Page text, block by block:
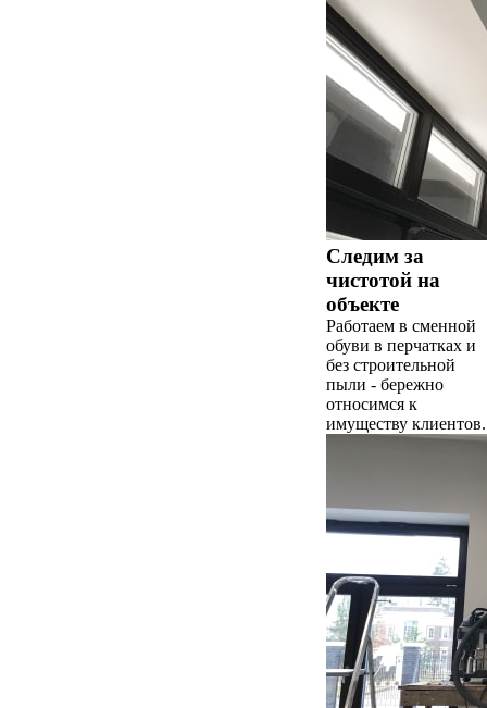
Следим за
чистотой на
объекте
Работаем в сменной
обуви в перчатках и
без строительной
пыли - бережно
относимся к
имуществу клиентов.